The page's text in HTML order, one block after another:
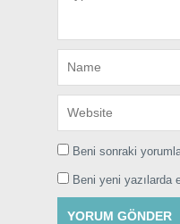
Beni sonraki
Beni yeni yazılarda